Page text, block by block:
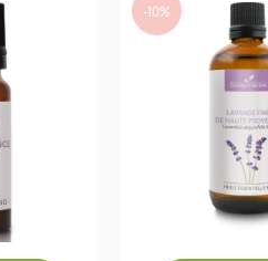
-10%